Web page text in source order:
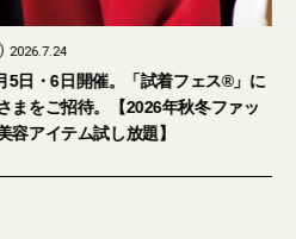
】パリ発「イジ
ットストリート
スも登場
2026年9月5日・6
読者の皆さまをご
ション＆美容アイ